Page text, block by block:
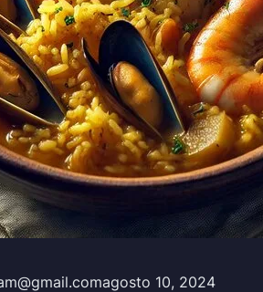
agosto 10, 2024